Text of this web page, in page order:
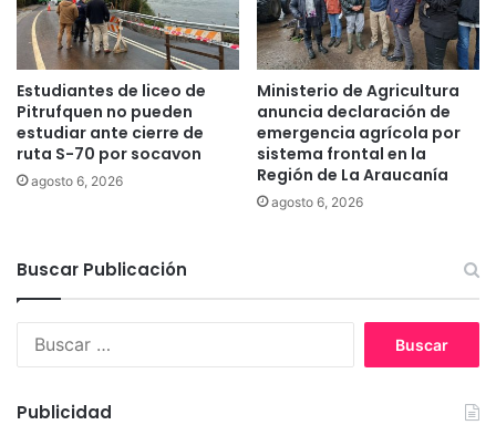
i
A
l
e
x
ú
c
i
ó
n
t
e
a
Estudiantes de liceo de
Pitrufquen no pueden
estudiar ante cierre de
ruta S-70 por socavon
agosto 6, 2026
Ministerio de Agricultura
anuncia declaración de
emergencia agrícola por
sistema frontal en la
Región de La Araucanía
agosto 6, 2026
Buscar Publicación
Publicidad